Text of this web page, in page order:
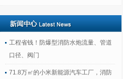
工程省钱！防爆型消防水炮流量、管道
口径、阀门
71.8万㎡的小米新能源汽车工厂，消防